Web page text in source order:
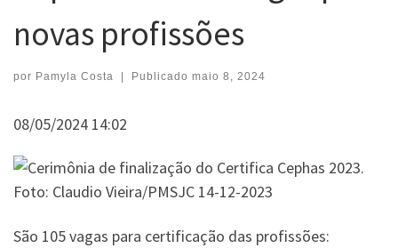
novas profissões
por Pamyla Costa | Publicado maio 8, 2024
08/05/2024 14:02
São 105 vagas para certificação das profissões: